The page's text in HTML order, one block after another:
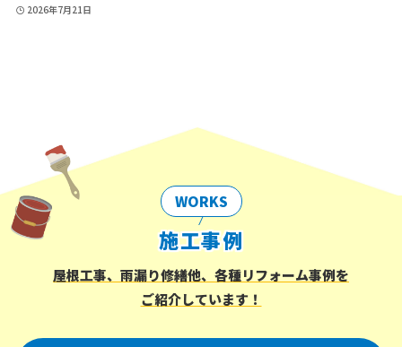
2026年7月21日
WORKS
施工事例
屋根工事、雨漏り修繕他、各種リフォーム事例を
ご紹介しています！